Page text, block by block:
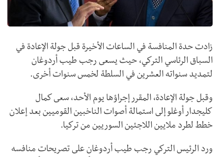
زادت حدة المنافسة في الساعات الأخيرة قبل جولة الإعادة في
السباق الرئاسي التركي، حيث يسعى رجب طيب أردوغان
لتمديد سنواته العشرين في السلطة لخمس سنوات أخرى.
وقبل جولة الإعادة، المقرر إجراؤها يوم الأحد، سعى كمال
كليجدار أوغلو إلى استمالة أصوات الناخبين القوميين بعد إعلان
خطط لطرد ملايين اللاجئين السوريين من تركيا.
ورد الرئيس التركي رجب طيب أردوغان على تصريحات منافسه